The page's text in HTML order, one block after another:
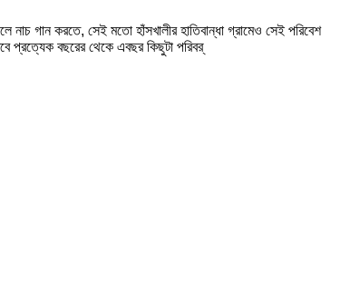
নাচ গান করতে, সেই মতো হাঁসখালীর হাতিবান্ধা গ্রামেও সেই পরিবেশ
প্রত্যেক বছরের থেকে এবছর কিছুটা পরিবর্